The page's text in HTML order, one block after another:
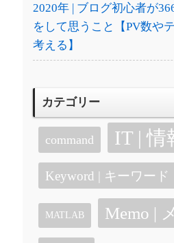
2020年 | ブログ初心者が
をして思うこと【PV数や
考える】
カテゴリー
command IT | 情
Keyword | キーワード
MATLAB Memo |